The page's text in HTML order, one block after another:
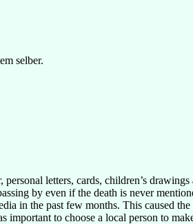
selber.
letters, cards, children’s
by even if the death is never
in the past few months. This caused
to choose a local person to